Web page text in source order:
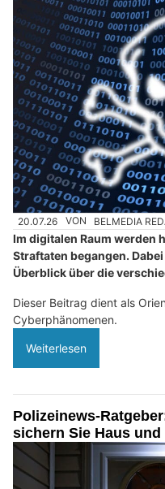
20.07.26 VON BELMEDIA
Im digitalen Raum werden
Straftaten begangen.
Überblick über die
Dieser Beitrag dient als
Cyberphänomenen.
Weiterlesen
Polizeinews-
sichern Sie Haus